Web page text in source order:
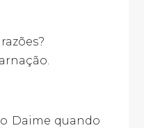
Daime quando